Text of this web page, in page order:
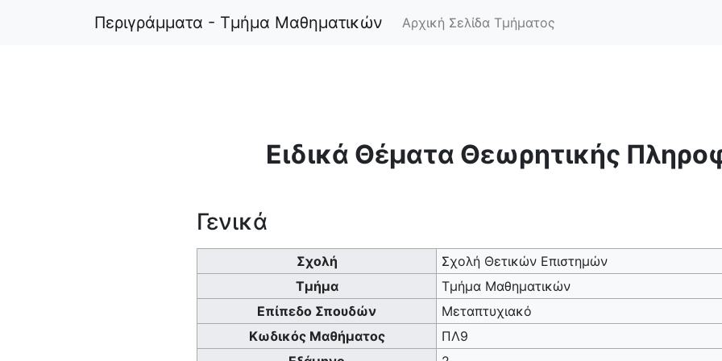
Περιγράμματα - Τμήμα Μαθηματικών Αρχική Σελίδα Τμήματος
Ειδικά Θέματα Θεωρητικής
Γενικά
Σχολή
Σχολή Θετικών Επιστημών
Τμήμα
Τμήμα Μαθηματικών
Επίπεδο Σπουδών
Μεταπτυχιακό
Κωδικός Μαθήματος
ΠΛ9